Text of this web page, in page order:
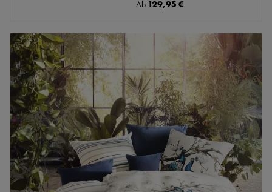
Regulärer Preis:
Ab 129,95 €